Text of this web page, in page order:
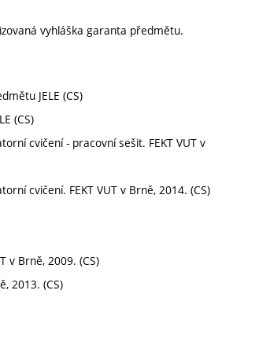
vyhláška garanta předmětu.
JELE (CS)
(CS)
cvičení - pracovní sešit. FEKT VUT v
cvičení. FEKT VUT v Brně, 2014. (CS)
v Brně, 2009. (CS)
2013. (CS)